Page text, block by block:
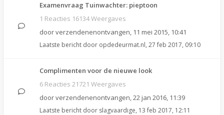
Examenvraag Tuinwachter: pieptoon
1 Reacties 16134 Weergaves
doorverzendenenontvangen, 11 mei 2015, 10:41
Laatste bericht door opdedeurmat.nl, 27 feb 2017, 09:10
Complimenten voor de nieuwe look
6 Reacties 21721 Weergaves
doorverzendenenontvangen,22 jan 2016, 11:39
Laatste bericht door slagvaardige, 13 feb 2017, 12:11